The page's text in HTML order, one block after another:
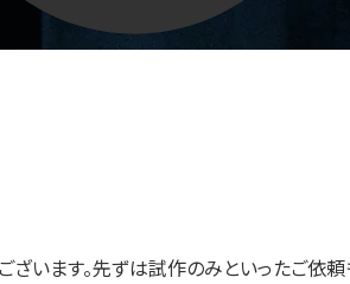
ます。先ずは試作のみといったご依頼